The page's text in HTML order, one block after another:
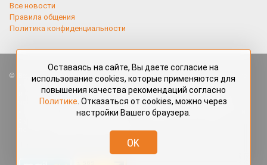
Все новости
Правила общения
Политика конфиденциальности
Все права защищены. Любые материалы, размещённые на портале
«Красраб.ру» сотрудниками редакции, нештатными авторами
и читателями, являются объектами авторского права. Полное или
частичное использование материалов, размещённых на портале
«Красраб.ру», допускается только с письменного согласия редакции
redaktor@krasrab.krsn.ru.
Оставаясь на сайте, Вы даете согласие на
использование cookies, которые применяются для
повышения качества рекомендаций согласно
Политике . Отказаться от cookies, можно через
настройки Вашего браузера.
OK